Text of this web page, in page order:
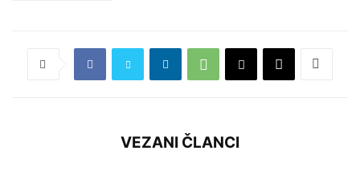
VEZANI ČLANCI